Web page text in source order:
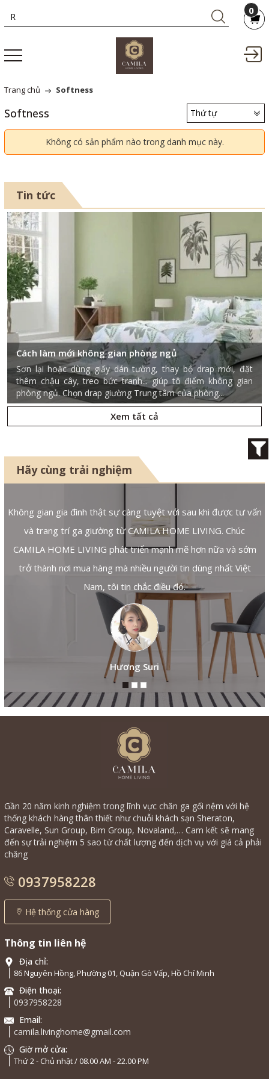
0
Trang chủ Softness
Softness Thứ tự
Không có sản phẩm nào trong danh mục này.
Tin tức
Cách làm mới không gian phòng ngủ
Sơn lại hoặc dùng giấy dán tường, thay bộ drap mới, đặt
thêm chậu cây, treo bức tranh... giúp tô điểm không gian
phòng ngủ. Chọn drap giường Trung tâm của phòng...
Xem tất cả
Hãy cùng trải nghiệm
Không gian gia đình thật sự càng tuyệt với sau khi được tư vấn
và trang trí ga giường từ CAMILA HOME LIVING. Chúc
CAMILA HOME LIVING phát triển mạnh mẽ hơn nữa và sớm
trở thành nơi mua hàng mà nhiều người tin dùng nhất Việt
Nam, tôi tin chắc điều đó.
Hương Suri
Gần 20 năm kinh nghiệm trong lĩnh vực chăn ga gối nệm với hệ
thống khách hàng thân thiết như chuỗi khách sạn Sheraton,
Caravelle, Sun Group, Bim Group, Novaland,… Cam kết sẽ mang
đến sự trải nghiệm 5 sao từ chất lượng đến dịch vụ với giá cả phải
chăng
0937958228
Hệ thống cửa hàng
Thông tin liên hệ
Địa chỉ:
86 Nguyên Hồng, Phường 01, Quận Gò Vấp, Hồ Chí Minh
Điện thoại:
0937958228
Email:
camila.livinghome@gmail.com
Giờ mở cửa:
Thứ 2 - Chủ nhật / 08.00 AM - 22.00 PM